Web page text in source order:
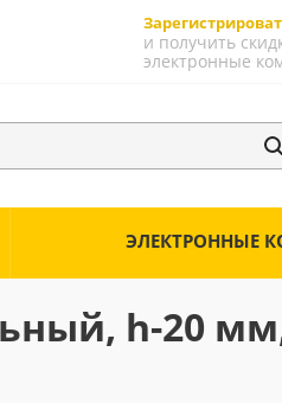
и получить
электронные
ЭЛЕКТРОННЫЕ
h-20